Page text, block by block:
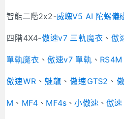
智能二階2x2-威魄V5 AI 陀螺儀
四階4X4-傲速v7 三軌魔衣 、 傲
單軌魔衣 、傲速v7 單軌 、 RS4M
傲速WR、 魅龍 、傲速GTS2 、
M 、 MF4 、 MF4s 、小傲速 、傲速